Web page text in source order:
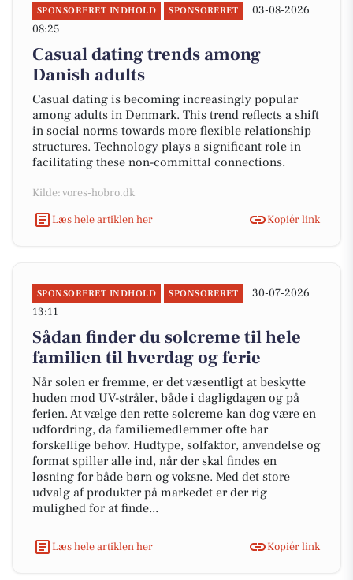
SPONSORERET INDHOLD SPONSORERET
03-08-2026
08:25
Casual dating trends among
Danish adults
Casual dating is becoming increasingly popular
among adults in Denmark. This trend reflects a shift
in social norms towards more flexible relationship
structures. Technology plays a significant role in
facilitating these non-committal connections.
Kilde: vores-hobro.dk
Læs hele artiklen her
Kopiér link
SPONSORERET INDHOLD SPONSORERET
30-07-2026
13:11
Sådan finder du solcreme til hele
familien til hverdag og ferie
Når solen er fremme, er det væsentligt at beskytte
huden mod UV-stråler, både i dagligdagen og på
ferien. At vælge den rette solcreme kan dog være en
udfordring, da familiemedlemmer ofte har
forskellige behov. Hudtype, solfaktor, anvendelse og
format spiller alle ind, når der skal findes en
løsning for både børn og voksne. Med det store
udvalg af produkter på markedet er der rig
mulighed for at finde...
Læs hele artiklen her Kopiér link